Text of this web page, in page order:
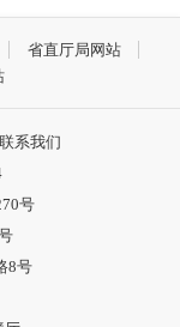
省直厅局网站
联系我们
号
8号